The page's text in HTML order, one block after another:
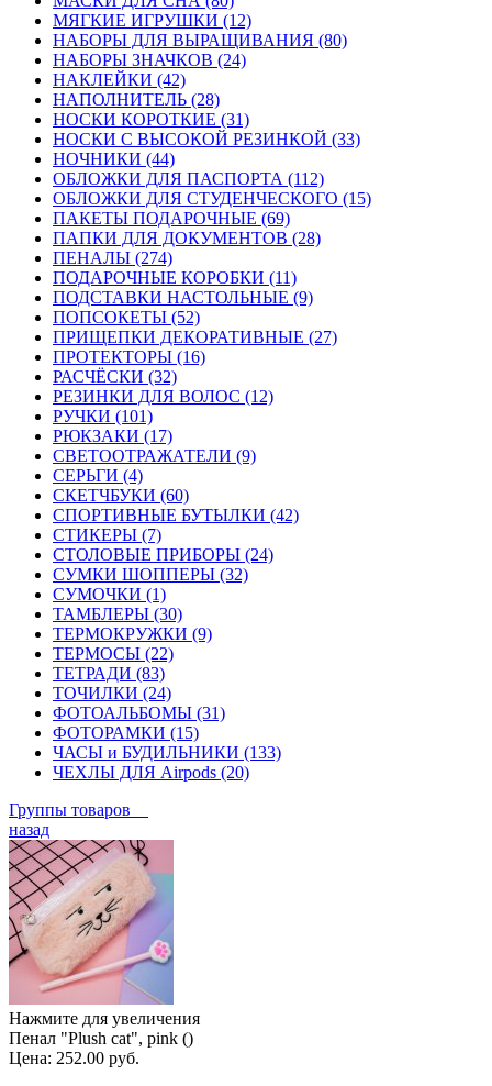
МЯГКИЕ ИГРУШКИ (12)
НАБОРЫ ДЛЯ ВЫРАЩИВАНИЯ (80)
НАБОРЫ ЗНАЧКОВ (24)
НАКЛЕЙКИ (42)
НАПОЛНИТЕЛЬ (28)
НОСКИ КОРОТКИЕ (31)
НОСКИ С ВЫСОКОЙ РЕЗИНКОЙ (33)
НОЧНИКИ (44)
ОБЛОЖКИ ДЛЯ ПАСПОРТА (112)
ОБЛОЖКИ ДЛЯ СТУДЕНЧЕСКОГО (15)
ПАКЕТЫ ПОДАРОЧНЫЕ (69)
ПАПКИ ДЛЯ ДОКУМЕНТОВ (28)
ПЕНАЛЫ (274)
ПОДАРОЧНЫЕ КОРОБКИ (11)
ПОДСТАВКИ НАСТОЛЬНЫЕ (9)
ПОПСОКЕТЫ (52)
ПРИЩЕПКИ ДЕКОРАТИВНЫЕ (27)
ПРОТЕКТОРЫ (16)
РАСЧЁСКИ (32)
РЕЗИНКИ ДЛЯ ВОЛОС (12)
РУЧКИ (101)
РЮКЗАКИ (17)
СВЕТООТРАЖАТЕЛИ (9)
СЕРЬГИ (4)
СКЕТЧБУКИ (60)
СПОРТИВНЫЕ БУТЫЛКИ (42)
СТИКЕРЫ (7)
СТОЛОВЫЕ ПРИБОРЫ (24)
СУМКИ ШОППЕРЫ (32)
СУМОЧКИ (1)
ТАМБЛЕРЫ (30)
ТЕРМОКРУЖКИ (9)
ТЕРМОСЫ (22)
ТЕТРАДИ (83)
ТОЧИЛКИ (24)
ФОТОАЛЬБОМЫ (31)
ФОТОРАМКИ (15)
ЧАСЫ и БУДИЛЬНИКИ (133)
ЧЕХЛЫ ДЛЯ Airpods (20)
Группы товаров
назад
Нажмите для увеличения
Пенал "Plush cat", pink ()
Цена: 252.00 руб.